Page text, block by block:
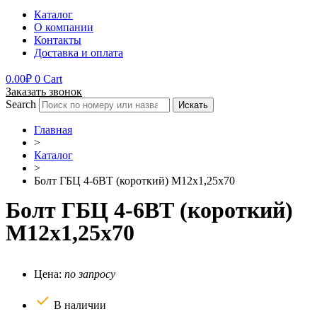
Каталог
О компании
Контакты
Доставка и оплата
0.00₽ 0 Cart
Заказать звонок
Search
Искать
Главная
>
Каталог
>
Болт ГБЦ 4-6ВТ (короткий) М12х1,25х70
Болт ГБЦ 4-6ВТ (короткий)
М12х1,25х70
Цена: по запросу
В наличии